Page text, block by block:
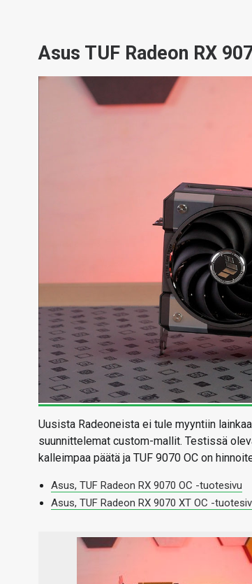
Asus TUF Radeon RX
Uusista Radeoneista ei tule myyntiin
suunnittelemat custom-mallit. Testissä
kalleimpaa päätä ja TUF 9070 OC on
Asus, TUF Radeon RX 9070 OC -tuotesivu
Asus, TUF Radeon RX 9070 XT OC -